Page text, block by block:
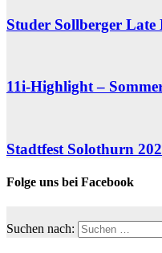
Studer Sollberger Late
11i-Highlight –
Stadtfest Solothurn
Folge uns bei Facebook
Suchen nach: